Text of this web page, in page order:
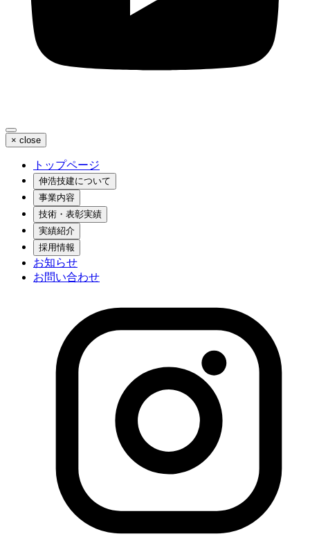
× close
トップページ
伸浩技建について
事業内容
技術・表彰実績
実績紹介
採用情報
お知らせ
お問い合わせ